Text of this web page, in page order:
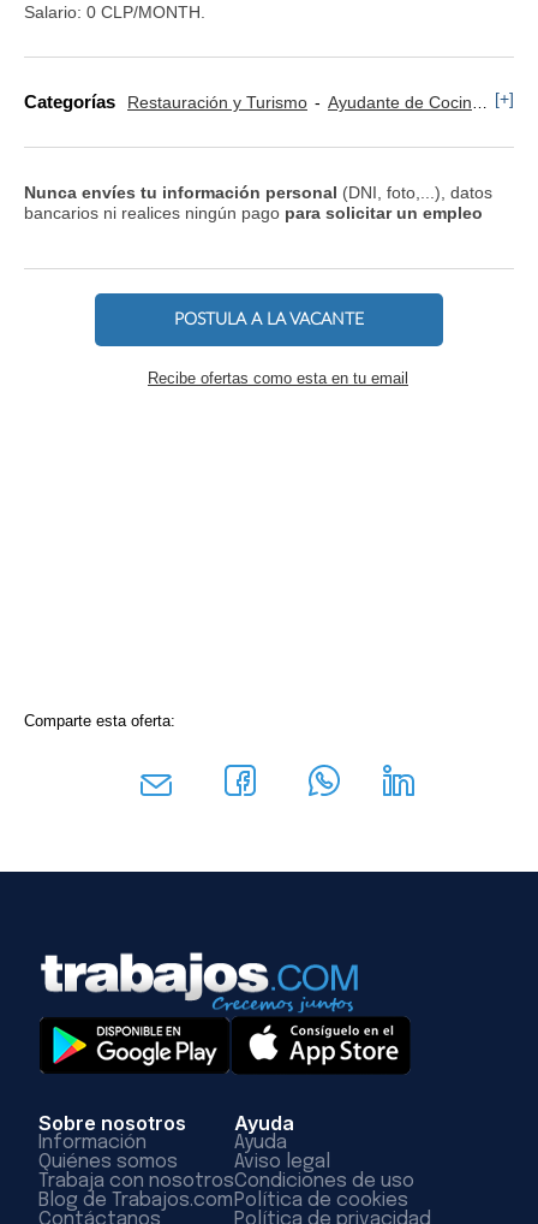
Salario: 0 CLP/MONTH.
Categorías Restauración y Turismo Ayudante de Cocina [+]
Nunca envíes tu información personal (DNI, foto,...), datos
bancarios ni realices ningún pago para solicitar un empleo
POSTULA A LA VACANTE
Recibe ofertas como esta en tu email
Comparte esta oferta:
Sobre nosotros
Información
Quiénes somos
Trabaja con nosotros
Blog de Trabajos.com
Contáctanos
Ayuda
Ayuda
Aviso legal
Condiciones de uso
Política de cookies
Política de privacidad